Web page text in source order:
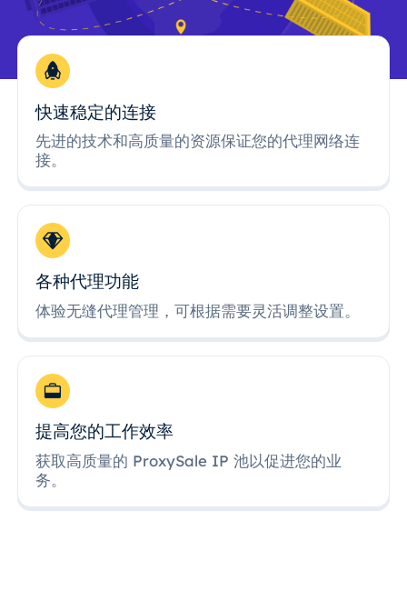
快速稳定的连接
先进的技术和高质量的资源保证您的代理网络连
接。
各种代理功能
体验无缝代理管理，可根据需要灵活调整设置。
提高您的工作效率
获取高质量的 ProxySale IP 池以促进您的业
务。